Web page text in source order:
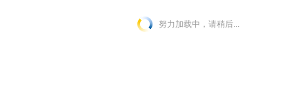
努力加载中，请稍后...